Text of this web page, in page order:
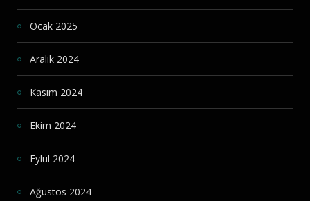
Ocak 2025
Aralık 2024
Kasım 2024
Ekim 2024
Eylül 2024
Ağustos 2024